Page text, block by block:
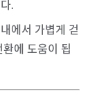
.
에서 가볍게 걷
에 도움이 됩